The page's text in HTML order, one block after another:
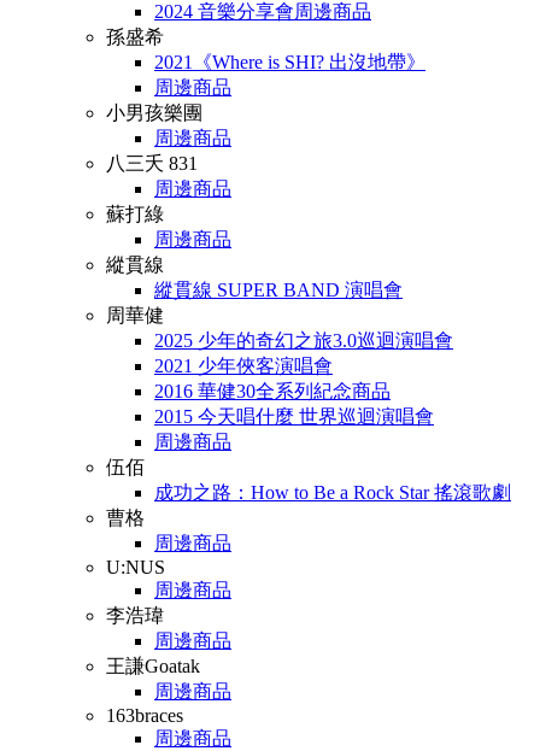
2024 音樂分享會周邊商品
孫盛希
2021《Where is SHI? 出沒地帶》
周邊商品
小男孩樂團
周邊商品
八三夭 831
周邊商品
蘇打綠
周邊商品
縱貫線
縱貫線 SUPER BAND 演唱會
周華健
2025 少年的奇幻之旅3.0巡迴演唱會
2021 少年俠客演唱會
2016 華健30全系列紀念商品
2015 今天唱什麼 世界巡迴演唱會
周邊商品
伍佰
成功之路：How to Be a Rock Star 搖滾歌劇
曹格
周邊商品
U:NUS
周邊商品
李浩瑋
周邊商品
王謙Goatak
周邊商品
163braces
周邊商品